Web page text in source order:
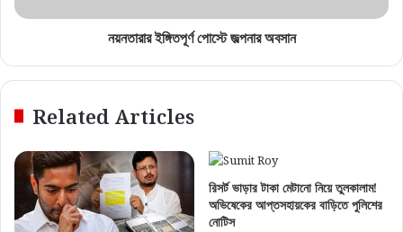
নয়নতারার ইঙ্গিতপূর্ণ পোস্টে জল্পনার অবসান
Related Articles
রিসর্ট ভাড়ার টাকা মেটানো নিয়ে তুলকালাম!
অভিষেকের আপ্তসহায়কের বাড়িতে পুলিশের
নোটিস